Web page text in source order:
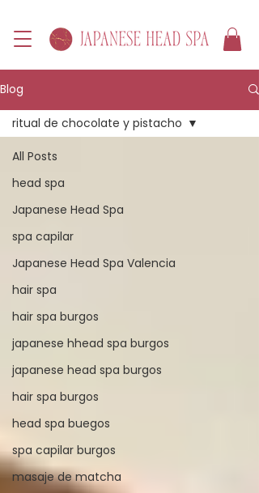
Blog
All Posts
head spa
Japanese Head Spa
spa capilar
Japanese Head Spa Valencia
hair spa
hair spa burgos
japanese hhead spa burgos
japanese head spa burgos
hair spa burgos
head spa buegos
spa capilar burgos
masaje de matcha
ritual de chocolate y pistacho